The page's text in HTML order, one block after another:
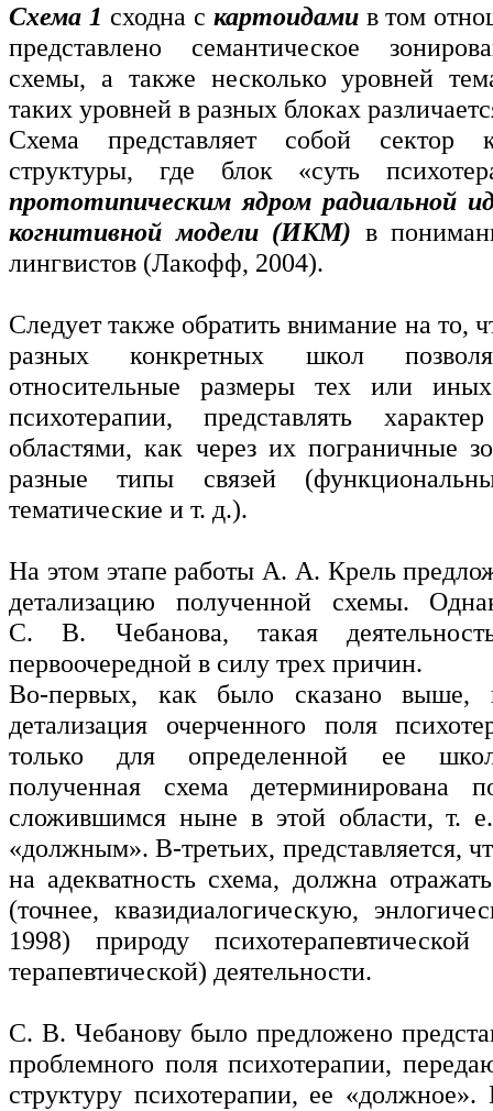
Схема 1 сходна с картоидамив том
представлено семантическое
схемы, а также несколько уровней
таких уровней в разных блоках
Схема представляет собой сектор
структуры, где блок «суть
прототипическим ядром радиальной
когнитивной модели (ИКМ) в
лингвистов (Лакофф, 2004).
Следует также обратить внимание на то,
разных конкретных школ
относительные размеры тех или иных
психотерапии, представлять
областями, как через их пограничные
разные типы связей
тематические и т. д.).
На этом этапе работы А. А. Крель
детализацию полученной схемы.
С. В. Чебанова, такая
первоочередной в силу трех причин.
Во-первых, как было сказано выше,
детализация очерченного поля
только для определенной ее
полученная схема детерминирована
сложившимся ныне в этой области, т.
«должным». В-третьих, представляется,
на адекватность схема, должна
(точнее, квазидиалогическую,
1998) природу
терапевтической) деятельности.
С. В. Чебанову было предложено
проблемного поля психотерапии,
структуру психотерапии, ее «должное».